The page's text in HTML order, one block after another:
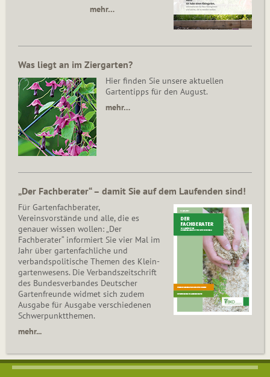
mehr…
Was liegt an im Ziergarten?
Hier finden Sie unsere aktuellen
Gartentipps für den August.
mehr…
„Der Fachberater“ – damit Sie auf dem Laufenden sind!
Für Gartenfachberater,
Vereinsvorstände und alle, die es
genauer wissen wollen: „Der
Fachberater“ informiert Sie vier Mal im
Jahr über gartenfachliche und
verbandspolitische Themen des Klein­
gar­ten­wesens. Die Ver­bands­zeit­schrift
des Bun­des­ver­ban­des Deutscher
Gartenfreunde widmet sich zudem
Ausgabe für Ausgabe verschiedenen
Schwer­punkt­the­men.
mehr...